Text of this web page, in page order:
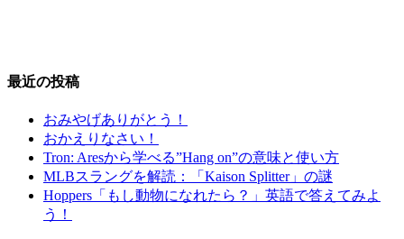
最近の投稿
おみやげありがとう！
おかえりなさい！
Tron: Aresから学べる”Hang on”の意味と使い方
MLBスラングを解読：「Kaison Splitter」の謎
Hoppers「もし動物になれたら？」英語で答えてみよ
う！